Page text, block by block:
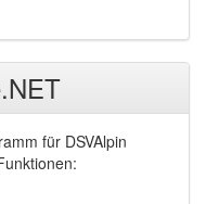
für DSVAlpin